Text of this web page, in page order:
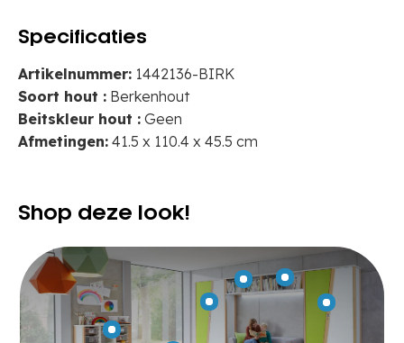
Specificaties
Artikelnummer: 1442136-BIRK
Soort hout : Berkenhout
Beitskleur hout : Geen
Afmetingen: 41.5 x 110.4 x 45.5 cm
Shop deze look!